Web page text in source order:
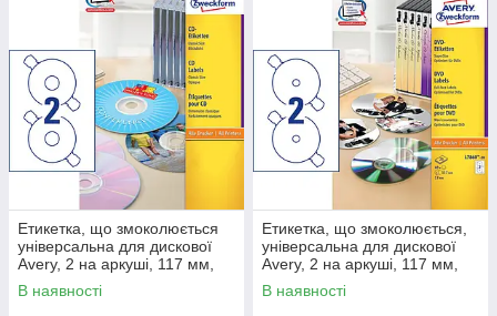
Етикетка, що змоколюється
універсальна для дискової
Avery, 2 на аркуші, 117 мм,
синя
В наявності
Етикетка, що змоколюється,
універсальна для дискової
Avery, 2 на аркуші, 117 мм,
біла
В наявності